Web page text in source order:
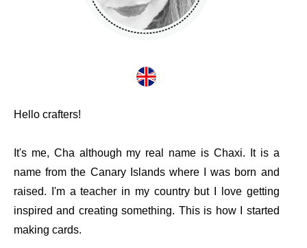
Hello crafters!
It's me, Cha although my real name is Chaxi. It is a
name from the Canary Islands where I was born and
raised. I'm a teacher in my country but I love getting
inspired and creating something. This is how I started
making cards.